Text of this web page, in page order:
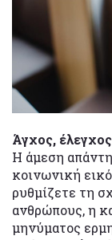
Άγχος,
Η άμεση
κοινωνική
ρυθμίζετε τη
ανθρώπους, η
μηνύματος